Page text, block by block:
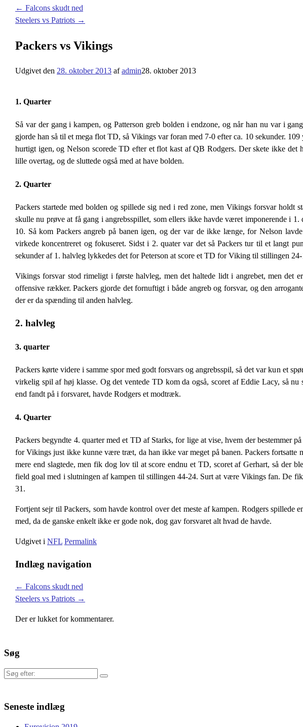
← Falcons skudt ned
Steelers vs Patriots →
Packers vs Vikings
Udgivet den 28. oktober 2013 afadmin28. oktober 2013
1. Quarter
Så var der gang i kampen, og Patterson greb bolden i endzone, og når han nu var i
gjorde han så til et mega flot TD, så Vikings var foran med 7-0 efter ca. 10 sekunder.
hurtigt igen, og Nelson scorede TD efter et flot kast af QB Rodgers. Der skete ikke det
lille overtag, og de sluttede også med at have bolden.
2. Quarter
Packers startede med bolden og spillede sig ned i red zone, men Vikings forsvar
skulle nu prøve at få gang i angrebsspillet, som ellers ikke havde været imponerende i
10. Så kom Packers angreb på banen igen, og der var de ikke længe, for Nelson
virkede koncentreret og fokuseret. Sidst i 2. quater var det så Packers tur til et langt
sekunder af 1. halvleg lykkedes det for Peterson at score et TD for Viking til stillingen 24-
Vikings forsvar stod rimeligt i første halvleg, men det haltede lidt i angrebet, men
offensive rækker. Packers gjorde det fornuftigt i både angreb og forsvar, og den
der er da spænding til anden halvleg.
2. halvleg
3. quarter
Packers kørte videre i samme spor med godt forsvars og angrebsspil, så det var kun et
virkelig spil af høj klasse. Og det ventede TD kom da også, scoret af Eddie Lacy, så
end fandt på i forsvaret, havde Rodgers et modtræk.
4. Quarter
Packers begyndte 4. quarter med et TD af Starks, for lige at vise, hvem der bestemmer
for Vikings just ikke kunne være træt, da han ikke var meget på banen. Packers fortsatte
mere end slagtede, men fik dog lov til at score endnu et TD, scoret af Gerhart, så der
field goal med i slutningen af kampen til stillingen 44-24. Surt at være Vikings fan. De
31.
Fortjent sejr til Packers, som havde kontrol over det meste af kampen. Rodgers
med, da de ganske enkelt ikke er gode nok, dog gav forsvaret alt hvad de havde.
Udgivet i NFL Permalink
Indlæg navigation
← Falcons skudt ned
Steelers vs Patriots →
Der er lukket for kommentarer.
Søg
Søg
Seneste indlæg